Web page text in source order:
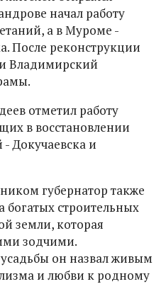
начал работу
а в Муроме -
После реконструкции
Владимирский
отметил работу
в восстановлении
Докучаевска и
губернатор также
богатых строительных
земли, которая
зодчими.
он назвал живым
и любви к родному